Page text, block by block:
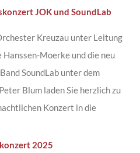
JOK und SoundLab
Kreuzau unter Leitung
Hanssen-Moerke und die neu
SoundLab unter dem
Blum laden Sie herzlich zu
Konzert in die
2025